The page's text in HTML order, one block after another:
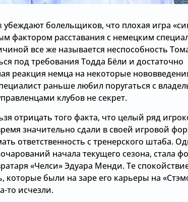
болельщиков, что плохая игра
фактором расставания с немецким
все же называется неспособность
под требования Тодда Бёли и достаточно
реакция немца на некоторые
раньше любил поругаться с
клубов не секрет.
отрицать того факта, что целый ряд
значительно сдали в своей игровой
ответственность с тренерского штаба.
начала текущего сезона, стала
«Челси» Эдуара Менди. Те
которые были на заре его карьеры на
то исчезли.